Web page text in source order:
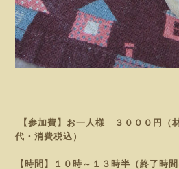
【参加費】お一人様 ３０００円（
代・消費税込）
【時間】１０時～１３時半（終了時